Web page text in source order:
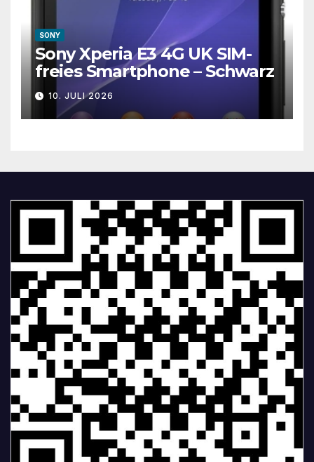
SONY
Sony Xperia E3 4G UK SIM-
freies Smartphone – Schwarz
10. JULI 2026